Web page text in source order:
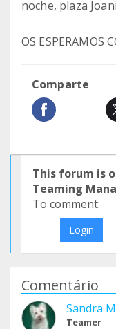
noche, plaza
OS ESPERAMOS
Comparte
This forum is
Teaming
To comment:
Login
Comentário
Sandra
Teamer